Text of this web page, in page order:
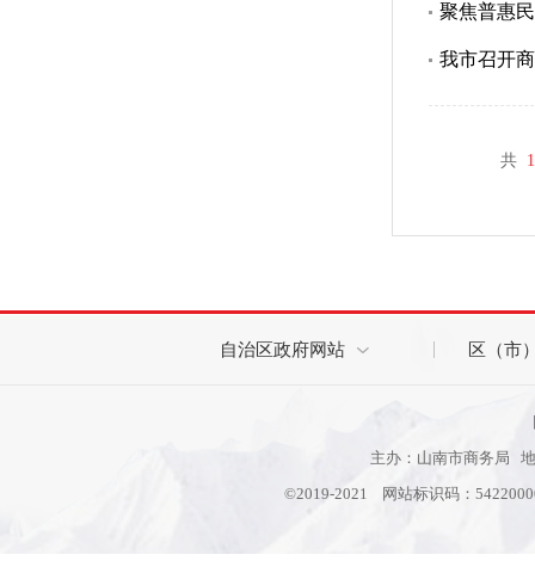
聚焦普惠
我市召开
共
自治区政府网站 区（市
主办：山南市商务局
©2019-2021 网站标识码：